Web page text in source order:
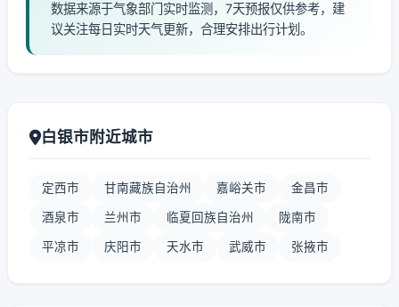
数据来源于气象部门实时监测，7天预报仅供参考，建
议关注每日实时天气更新，合理安排出行计划。
白银市附近城市
定西市 甘南藏族自治州 嘉峪关市 金昌市
酒泉市 兰州市 临夏回族自治州 陇南市
平凉市 庆阳市 天水市 武威市 张掖市